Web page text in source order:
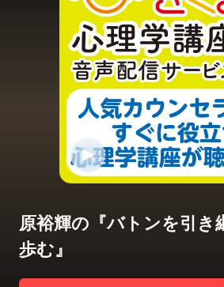
原裕輝の『バトンを引き
歩む』